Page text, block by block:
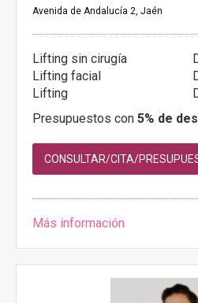
Avenida de Andalucía 2, Jaén
Lifting sin cirugía
Lifting facial
Lifting
Presupuestos con 5% de
CONSULTAR/CITA/
Más información